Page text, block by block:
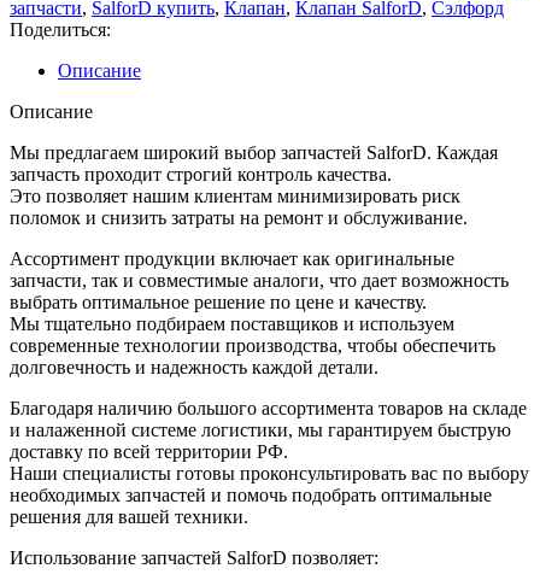
запчасти, SalforD купить, Клапан, Клапан SalforD, Сэлфорд
Поделиться:
Описание
Описание
Мы предлагаем широкий выбор запчастей SalforD. Каждая
запчасть проходит строгий контроль качества.
Это позволяет нашим клиентам минимизировать риск
поломок и снизить затраты на ремонт и обслуживание.
Ассортимент продукции включает как оригинальные
запчасти, так и совместимые аналоги, что дает возможность
выбрать оптимальное решение по цене и качеству.
Мы тщательно подбираем поставщиков и используем
современные технологии производства, чтобы обеспечить
долговечность и надежность каждой детали.
Благодаря наличию большого ассортимента товаров на складе
и налаженной системе логистики, мы гарантируем быструю
доставку по всей территории РФ.
Наши специалисты готовы проконсультировать вас по выбору
необходимых запчастей и помочь подобрать оптимальные
решения для вашей техники.
Использование запчастей SalforD позволяет: